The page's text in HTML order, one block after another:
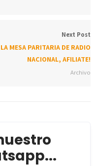
Next Post
MESA PARITARIA DE RADIO
NACIONAL, AFILIATE!
Archivo